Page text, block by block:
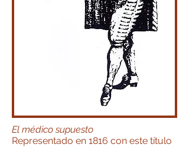
El médico supuesto
Representado en 1816 con este título